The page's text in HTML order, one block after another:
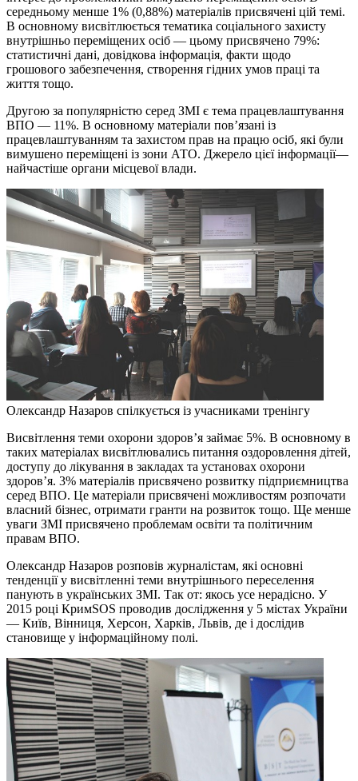
середньому менше 1% (0,88%) матеріалів присвячені цій темі.
В основному висвітлюється тематика соціального захисту
внутрішньо переміщених осіб — цьому присвячено 79%:
статистичні дані, довідкова інформація, факти щодо
грошового забезпечення, створення гідних умов праці та
життя тощо.
Другою за популярністю серед ЗМІ є тема працевлаштування
ВПО — 11%. В основному матеріали пов’язані із
працевлаштуванням та захистом прав на працю осіб, які були
вимушено переміщені із зони АТО. Джерело цієї інформації—
найчастіше органи місцевої влади.
Олександр Назаров спілкується із учасниками тренінгу
Висвітлення теми охорони здоров’я займає 5%. В основному в
таких матеріалах висвітлювались питання оздоровлення дітей,
доступу до лікування в закладах та установах охорони
здоров’я. 3% матеріалів присвячено розвитку підприємництва
серед ВПО. Це матеріали присвячені можливостям розпочати
власний бізнес, отримати гранти на розвиток тощо. Ще менше
уваги ЗМІ присвячено проблемам освіти та політичним
правам ВПО.
Олександр Назаров розповів журналістам, які основні
тенденції у висвітленні теми внутрішнього переселення
панують в українських ЗМІ. Так от: якось усе нерадісно. У
2015 році КримSOS проводив дослідження у 5 містах України
— Київ, Вінниця, Херсон, Харків, Львів, де і дослідив
становище у інформаційному полі.